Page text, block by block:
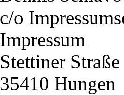
c/o
Impressum
Stettiner
35410 Hungen